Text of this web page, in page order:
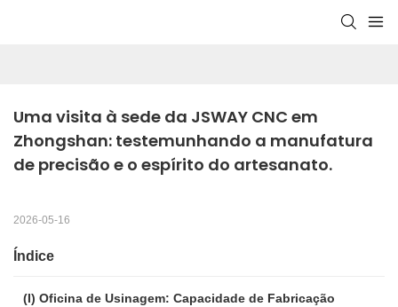
Uma visita à sede da JSWAY CNC em
Zhongshan: testemunhando a manufatura
de precisão e o espírito do artesanato.
2026-05-16
Índice
(I) Oficina de Usinagem: Capacidade de Fabricação